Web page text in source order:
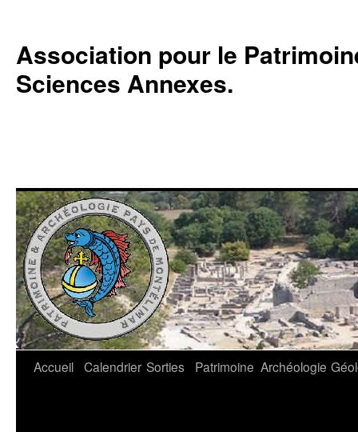
Association pour le
Sciences Annexes.
Aller
Accueil Calendrier Sorties Patrimoine Archéologie